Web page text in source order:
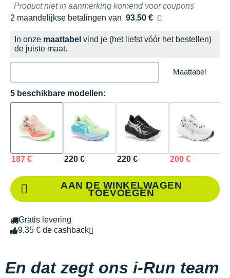
Product niet in aanmerking komend voor coupons
2 maandelijkse betalingen van 93.50 €
zonder kosten
In onze maattabel vind je (het liefst vóór het bestellen)
de juiste maat.
Maattabel
5 beschikbare modellen:
187 € 220 € 220 € 200 €
AAN DE WINKELWAGEN
TOEVOEGEN
Gratis levering
9.35 € de cashback
En dat zegt ons i-Run team